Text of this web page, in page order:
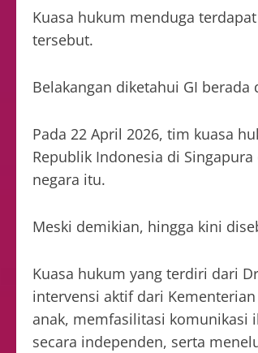
Kuasa hukum menduga
tersebut.
Belakangan diketahui GI
Pada 22 April 2026, tim kuasa
Republik Indonesia di
negara itu.
Meski demikian, hingga kini
Kuasa hukum yang terdiri dari
intervensi aktif dari
anak, memfasilitasi komunikasi
secara independen, serta